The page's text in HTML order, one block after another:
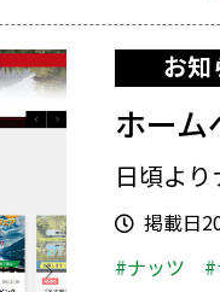
お知
ホー
日頃よ
掲載日
#ナッツ